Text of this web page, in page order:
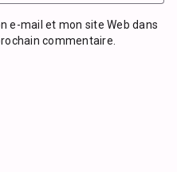
e-mail et mon site Web dans
commentaire.